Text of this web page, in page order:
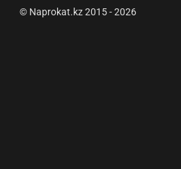
© Naprokat.kz 2015 - 2026